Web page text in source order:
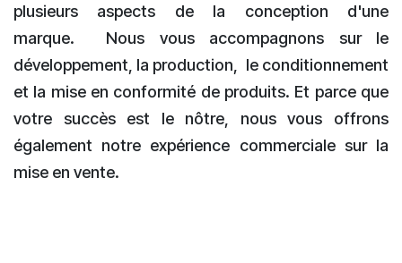
plusieurs aspects de la conception d'une
marque.
Nous vous accompagnons sur le
développement, la production, le conditionnement
et la mise en conformité de produits. Et parce que
votre succès est le nôtre, nous vous offrons
également notre expérience commerciale sur la
mise en vente.